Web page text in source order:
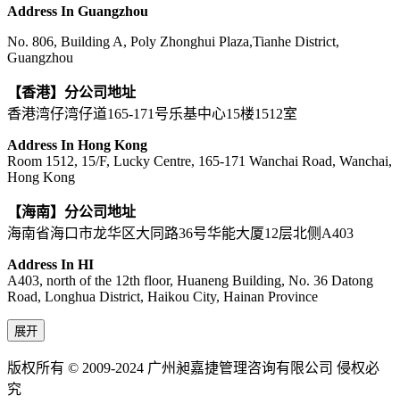
Address In Guangzhou
No. 806, Building A, Poly Zhonghui Plaza,Tianhe District,
Guangzhou
【香港】分公司地址
香港湾仔湾仔道165-171号乐基中心15楼1512室
Address In Hong Kong
Room 1512, 15/F, Lucky Centre, 165-171 Wanchai Road, Wanchai,
Hong Kong
【海南】分公司地址
海南省海口市龙华区大同路36号华能大厦12层北侧A403
Address In HI
A403, north of the 12th floor, Huaneng Building, No. 36 Datong
Road, Longhua District, Haikou City, Hainan Province
展开
版权所有 © 2009-2024 广州昶嘉捷管理咨询有限公司 侵权必
究